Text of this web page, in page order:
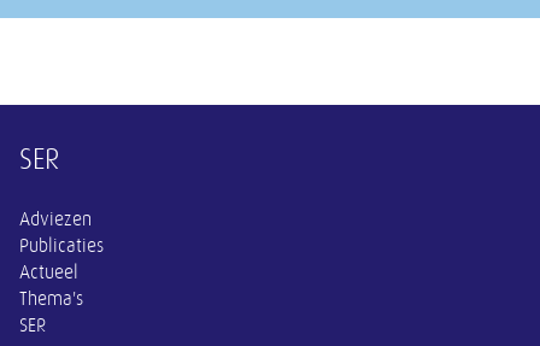
Overige informatie
SER
Adviezen
Publicaties
Actueel
Thema's
SER